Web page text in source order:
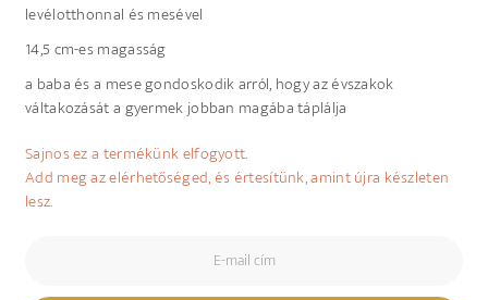
levélotthonnal és mesével
14,5 cm-es magasság
a baba és a mese gondoskodik arról, hogy az évszakok
váltakozását a gyermek jobban magába táplálja
Sajnos ez a termékünk elfogyott.
Add meg az elérhetőséged, és értesítünk, amint újra készleten
lesz.